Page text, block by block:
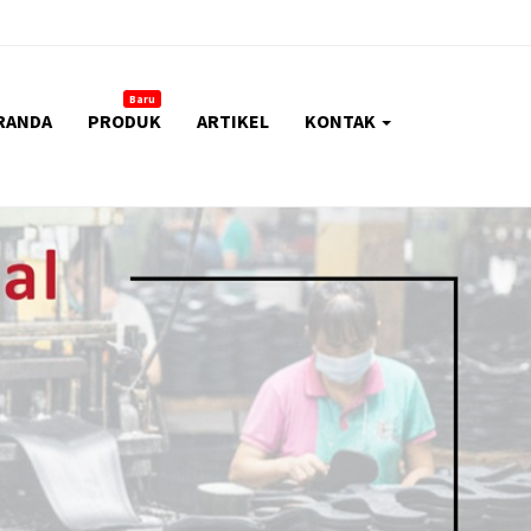
PRODUK
Baru
ARTIKEL KONTAK